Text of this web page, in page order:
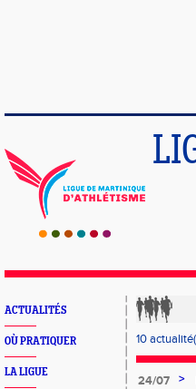
ACTUALITÉS
OÙ PRATIQUER
LA LIGUE
10
24/07 >